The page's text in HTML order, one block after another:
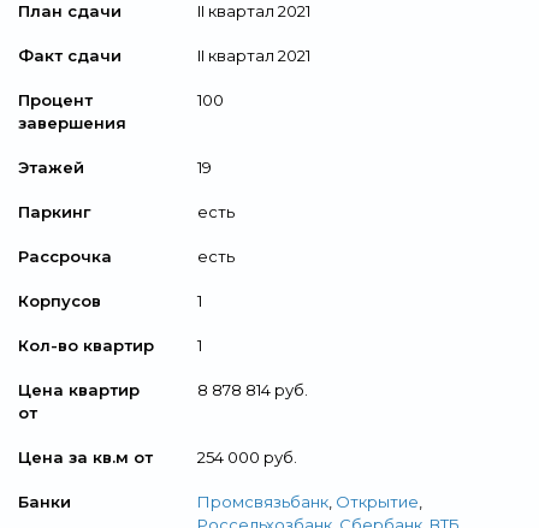
План сдачи II квартал 2021
Факт сдачи II квартал 2021
Процент
завершения
100
Этажей 19
Паркинг есть
Рассрочка есть
Корпусов 1
Кол-во квартир 1
Цена квартир
от
8 878 814 руб.
Цена за кв.м от 254 000 руб.
Банки Промсвязьбанк Открытие